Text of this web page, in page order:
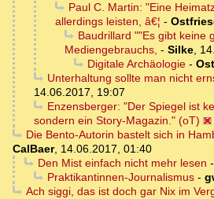
Paul C. Martin: "Eine
allerdings leisten, â€¦ -
Baudrillard ""Es gibt keine
Mediengebrauchs, - Silke,
Digitale Archäologie-
Unterhaltung sollte man nicht
14.06.2017, 19:07
Enzensberger: "Der Spiegel ist
sondern ein Story-Magazin." (oT)
Die Bento-Autorin bastelt sich in
CalBaer, 14.06.2017, 01:40
Den Mist einfach nicht mehr lesen -
Praktikantinnen-Journalismus-
Ach siggi, das ist doch gar Nix im